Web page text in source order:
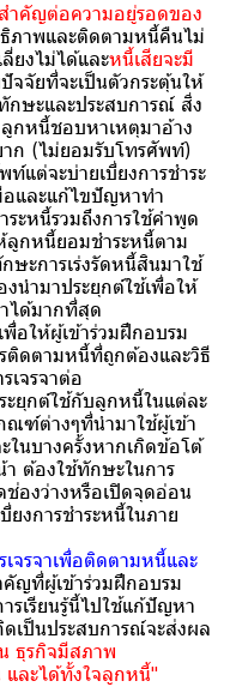
คัญต่อความอยู่รอดของ
ภาพและติดตามหนี้คืนไม่
ยงไม่ได้และหนี้เสียจะมี
จจัยที่จะเป็นตัวกระตุ้นให้
ษะและประสบการณ์ สิ่ง
กหนี้ชอบหาเหตุมาอ้าง
ก (ไม่ยอมรับโทรศัพท์)
แต่จะบ่ายเบี่ยงการชำระ
และแก้ไขปัญหาทำ
ะหนี้รวมถึงการใช้คำพูด
ลูกหนี้ยอมชำระหนี้ตาม
ษะการเร่งรัดหนี้สินมาใช้
นำมาประยุกต์ใช้เพื่อให้
ได้มากที่สุด
ผู้เข้าร่วมฝึกอบรม
ติดตามหนี้ที่ถูกต้องและวิธี
เจรจาต่อ
ะยุกต์ใช้กับลูกหนี้ในแต่ละ
ณฑ์ต่างๆที่นำมาใช้ผู้เข้า
ในบางครั้งหากเกิดข้อโต้
ต้องใช้ทักษะในการ
ช่องว่างหรือเปิดจุดอ่อน
ยงการชำระหนี้ในภาย
จรจาเพื่อติดตามหนี้และ
ญที่ผู้เข้าร่วมฝึกอบรม
รเรียนรู้นี้ไปใช้แก้ปัญหา
ดเป็นประสบการณ์จะส่งผล
ธุรกิจมีสภาพ
และได้ทั้งใจลูกหนี้"